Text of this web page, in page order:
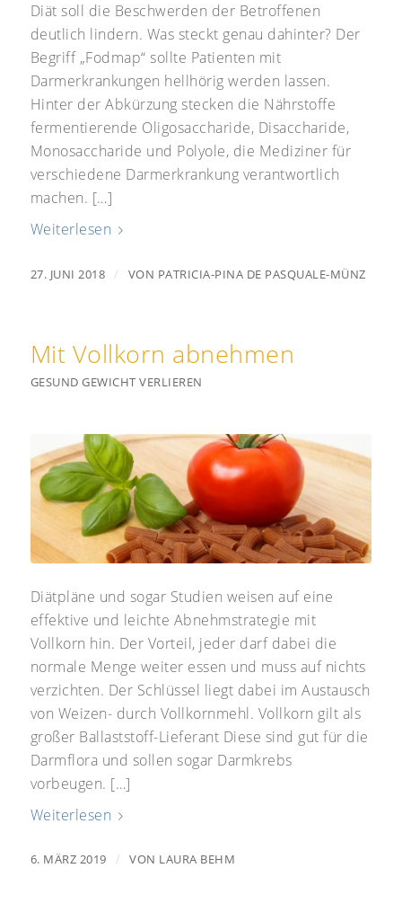
Diät soll die Beschwerden der Betroffenen
deutlich lindern. Was steckt genau dahinter? Der
Begriff „Fodmap“ sollte Patienten mit
Darmerkrankungen hellhörig werden lassen.
Hinter der Abkürzung stecken die Nährstoffe
fermentierende Oligosaccharide, Disaccharide,
Monosaccharide und Polyole, die Mediziner für
verschiedene Darmerkrankung verantwortlich
machen. […]
Weiterlesen
27. JUNI 2018 / VON PATRICIA-PINA DE PASQUALE-MÜNZ
Mit Vollkorn abnehmen
GESUND GEWICHT VERLIEREN
Diätpläne und sogar Studien weisen auf eine
effektive und leichte Abnehmstrategie mit
Vollkorn hin. Der Vorteil, jeder darf dabei die
normale Menge weiter essen und muss auf nichts
verzichten. Der Schlüssel liegt dabei im Austausch
von Weizen- durch Vollkornmehl. Vollkorn gilt als
großer Ballaststoff-Lieferant Diese sind gut für die
Darmflora und sollen sogar Darmkrebs
vorbeugen. […]
Weiterlesen
6. MÄRZ 2019 / VON LAURA BEHM